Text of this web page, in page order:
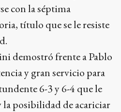
con la séptima
título que se le resiste
demostró frente a Pablo
y gran servicio para
6-3 y 6-4 que le
posibilidad de acariciar